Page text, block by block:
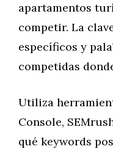
apartamentos
competir. La
específicos y
competidas
Utiliza
Console,
qué keywords